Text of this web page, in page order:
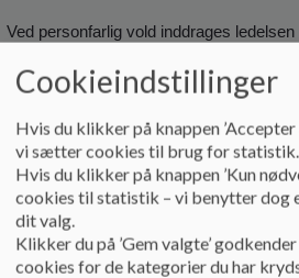
Ved personfarlig vold inddrages
For sanktioner se ordensreglerne
Hvad gør Nørreskov-Skolen, SFO
trivsel og forebygge mobning:
Cookieindstillinger
Hvis du klikker på knappen ’Accepter
vi sætter cookies til brug for statistik.
Hvis du klikker på knappen ’Kun
cookies til statistik – vi benytter dog
dit valg.
Klikker du på ’Gem valgte’
cookies for de kategorier du har